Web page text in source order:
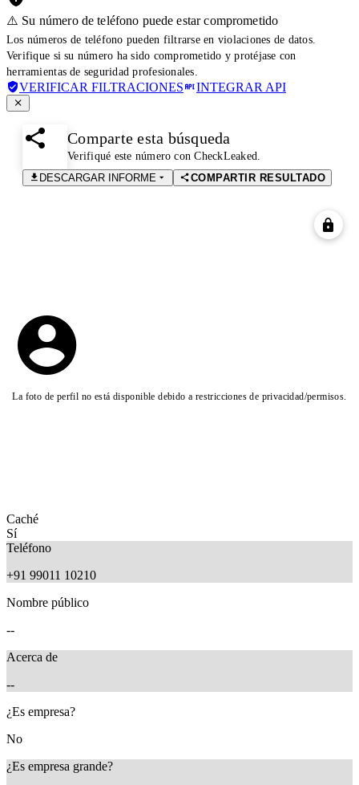
⚠️ Su número de teléfono puede estar comprometido
Los números de teléfono pueden filtrarse en violaciones de datos.
Verifique si su número ha sido comprometido y protéjase con
herramientas de seguridad profesionales.
VERIFICAR FILTRACIONES INTEGRAR API
Comparte esta búsqueda
Verifiqué este número con CheckLeaked.
DESCARGAR INFORME
COMPARTIR RESULTADO
La foto de perfil no está disponible debido a restricciones de privacidad/permisos.
Caché
Sí
Teléfono
+91 99011 10210
Nombre público
--
Acerca de
--
¿Es empresa?
No
¿Es empresa grande?